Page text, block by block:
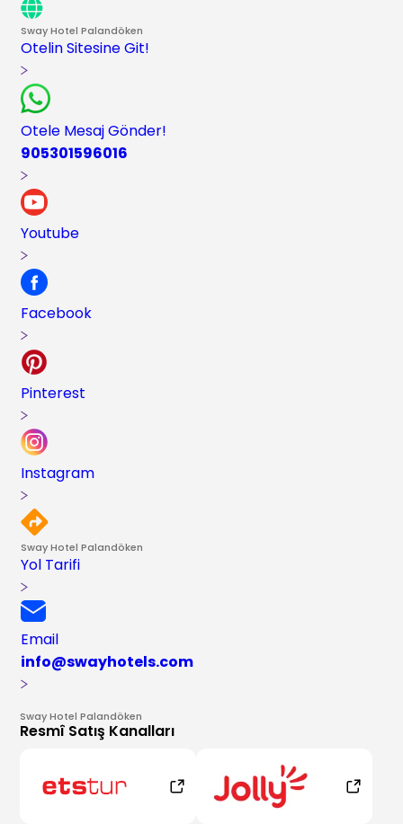
Sway Hotel Palandöken
Otelin Sitesine Git!
Otele Mesaj Gönder!
905301596016
Youtube
Facebook
Pinterest
Instagram
Sway Hotel Palandöken
Yol Tarifi
Email
info@swayhotels.com
Sway Hotel Palandöken
Resmî Satış Kanalları